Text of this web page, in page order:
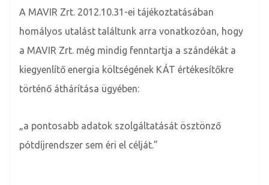
A MAVIR Zrt. 2012.10.31-ei tájékoztatásában
homályos utalást találtunk arra vonatkozóan, hogy
a MAVIR Zrt. még mindig fenntartja a szándékát a
kiegyenlítő energia költségének KÁT értékesítőkre
történő áthárítása ügyében:
„a pontosabb adatok szolgáltatását ösztönző
pótdíjrendszer sem éri el célját.”